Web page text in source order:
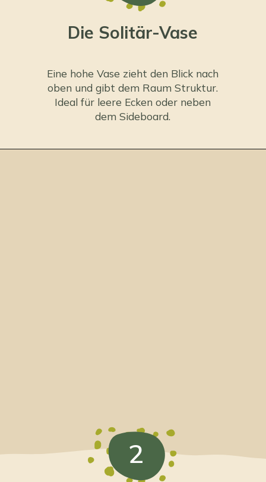
Die Solitär-Vase
Eine hohe Vase zieht den Blick nach
oben und gibt dem Raum Struktur.
Ideal für leere Ecken oder neben
dem Sideboard.
2